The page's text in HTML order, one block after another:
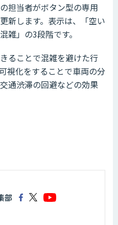
担当者がボタン型の専用
新します。表示は、「空い
雑」の3段階です。
ることで混雑を避けた行
視化をすることで車両の分
通渋滞の回避などの効果
部